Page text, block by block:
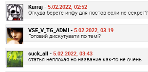
Kurraj - 5.02.2022, 02:52
Откуда берете инфу для постов если не секрет?
VSE_V_TG_ADMI - 5.02.2022, 03:19
Готовий дискутувати по темі?
suck_all - 5.02.2022, 03:43
статья неплохая но название как-то не очень